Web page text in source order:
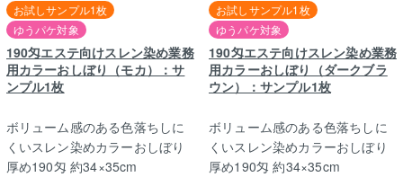
190匁エステ向けスレン染め業務
用カラーおしぼり（モカ）：サ
ンプル1枚
お試しサンプル1枚
ゆうパケ対象
ボリューム感のある色落ちしに
くいスレン染めカラーおしぼり
厚め190匁 約34×35cm
190匁エステ向けスレン染め業務
用カラーおしぼり（ダークブラ
ウン）：サンプル1枚
お試しサンプル1枚
ゆうパケ対象
ボリューム感のある色落ちしに
くいスレン染めカラーおしぼり
厚め190匁 約34×35cm